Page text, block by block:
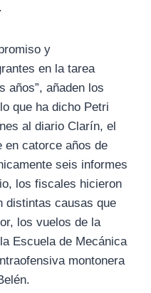
y
en la tarea
años”, añaden los
que ha dicho Petri
al diario Clarín, el
en catorce años de
seis informes
los fiscales hicieron
distintas causas que
los vuelos de la
Escuela de Mecánica
montonera